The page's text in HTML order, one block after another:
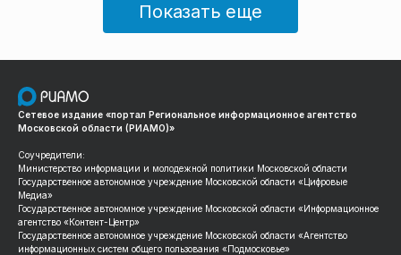
Показать еще
Сетевое издание «портал Региональное информационное агентство
Московской области (РИАМО)»
Соучредители:
Министерство информации и молодежной политики Московской области
Государственное автономное учреждение Московской области «Цифровые
Медиа»
Государственное автономное учреждение Московской области «Информационное
агентство «Контент-Центр»
Государственное автономное учреждение Московской области «Агентство
информационных систем общего пользования «Подмосковье»